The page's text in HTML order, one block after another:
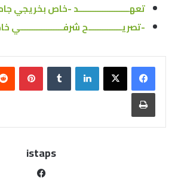
تعهـــــــــــــــــــــد -خاص بخريجي
-تصريــــــــــــــح شرفــــــــــــــــــي
istaps